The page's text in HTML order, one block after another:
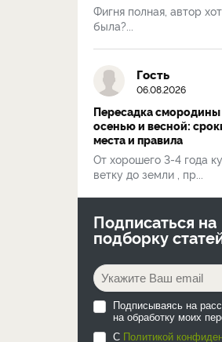
Фигня полная, автор
была?...
Гость
06.08.2026
Пересадка
осенью и весной:
места и правила
От хорошего 3-4 года
ветку до земли , пр...
Подписаться на
подборку
Подписываясь на
на обработку моих
С Политикой